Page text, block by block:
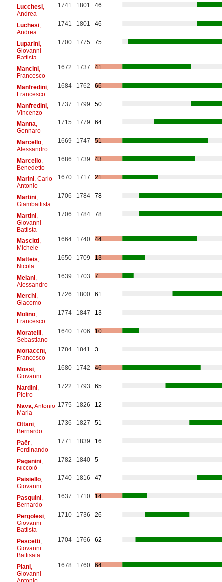
Lucchesi,
Andrea
1741 1801 46
Luchesi,
Andrea
1741 1801 46
Luparini,
Giovanni
Battista
1700 1775 75
Mancini,
Francesco
1672 1737 41
Manfredini,
Francesco
1684 1762 66
Manfredini,
Vincenzo
1737 1799 50
Manna,
Gennaro
1715 1779 64
Marcello,
Alessandro
1669 1747 51
Marcello,
Benedetto
1686 1739 43
Marini, Carlo
Antonio
1670 1717 21
Martini,
Giambattista
1706 1784 78
Martini,
Giovanni
Battista
1706 1784 78
Mascitti,
Michele
1664 1740 44
Matteis,
Nicola
1650 1709 13
Melani,
Alessandro
1639 1703 7
Merchi,
Giacomo
1726 1800 61
Molino,
Francesco
1774 1847 13
Moratelli,
Sebastiano
1640 1706 10
Morlacchi,
Francesco
1784 1841 3
Mossi,
Giovanni
1680 1742 46
Nardini,
Pietro
1722 1793 65
Nava, Antonio
Maria
1775 1826 12
Ottani,
Bernardo
1736 1827 51
Paër,
Ferdinando
1771 1839 16
Paganini,
Niccolò
1782 1840 5
Paisiello,
Giovanni
1740 1816 47
Pasquini,
Bernardo
1637 1710 14
Pergolesi,
Giovanni
Battista
1710 1736 26
Pescetti,
Giovanni
Battisata
1704 1766 62
Piani,
Giovanni
Antonio
1678 1760 64